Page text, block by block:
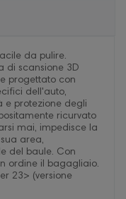
da pulire.
di scansione 3D
progettato con
dell'auto,
protezione degli
ricurvato
mai, impedisce la
area,
del baule. Con
ordine il bagagliaio.
23> (versione